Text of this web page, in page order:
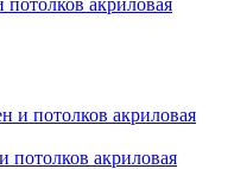
потолков акриловая